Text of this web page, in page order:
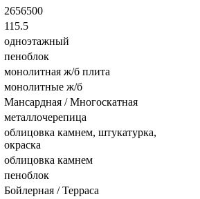
2656500
115.5
одноэтажный
пеноблок
монолитная ж/б плита
монолитные ж/б
Мансардная / Многоскатная
металлочерепица
облицовка камнем, штукатурка,
окраска
облицовка камнем
пеноблок
Бойлерная / Терраса